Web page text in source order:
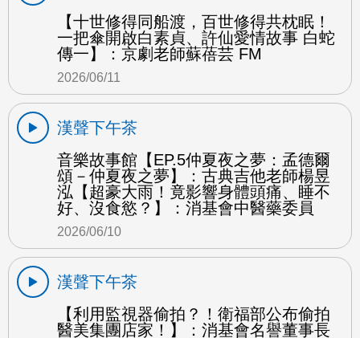
【十世修得同船渡，百世修得共枕眠！
一把傘開啟白素貞、許仙愛情故事 白蛇
傳一】：京劇老師蘇蓓芸 FM
2026/06/11
漢聲下午茶
音樂故事館【EP.5仲夏夜之夢：孟德爾
頌－仲夏夜之夢】：古典吉他老師楊昱
泓【超豪大雨！竟影響身體頭痛、睡不
好、沒食慾？】：消基會中醫藥委員
2026/06/10
漢聲下午茶
【利用監視器偷拍？！衛福部公布偷拍
醫美集團店家！】：消基會名譽董事長